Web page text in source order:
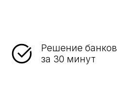
Решение банков
за 30 минут